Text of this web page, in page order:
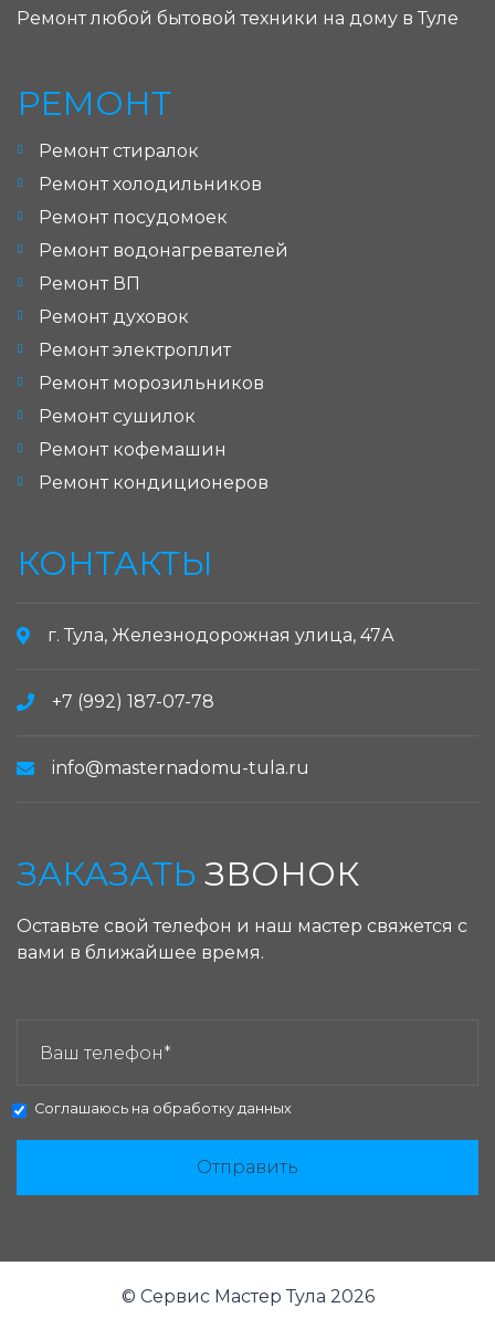
Ремонт любой бытовой техники на дому в Туле
РЕМОНТ
Ремонт стиралок
Ремонт холодильников
Ремонт посудомоек
Ремонт водонагревателей
Ремонт ВП
Ремонт духовок
Ремонт электроплит
Ремонт морозильников
Ремонт сушилок
Ремонт кофемашин
Ремонт кондиционеров
КОНТАКТЫ
г. Тула, Железнодорожная улица, 47А
+7 (992) 187-07-78
info@masternadomu-tula.ru
ЗАКАЗАТЬ ЗВОНОК
Оставьте свой телефон и наш мастер свяжется с
вами в ближайшее время.
Соглашаюсь на обработку данных
Отправить
© Сервис Мастер Тула 2026